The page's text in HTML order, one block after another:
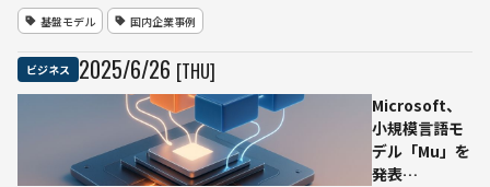
拠点
構
想
基盤モデル 国内企業事例
ビジネス 2025/6/26 [THU]
Microsoft、
小規模言語モ
デル「Mu」を
発表